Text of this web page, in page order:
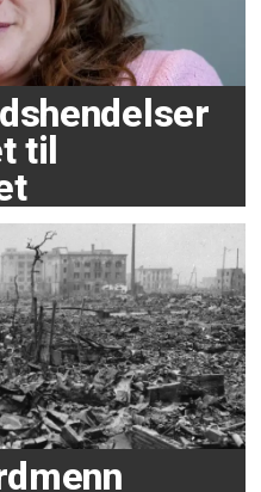
til